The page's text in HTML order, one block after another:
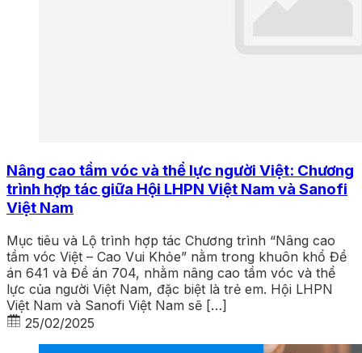
Nâng cao tầm vóc và thể lực người Việt: Chương
trình hợp tác giữa Hội LHPN Việt Nam và Sanofi
Việt Nam
Mục tiêu và Lộ trình hợp tác Chương trình “Nâng cao
tầm vóc Việt – Cao Vui Khỏe” nằm trong khuôn khổ Đề
án 641 và Đề án 704, nhằm nâng cao tầm vóc và thể
lực của người Việt Nam, đặc biệt là trẻ em. Hội LHPN
Việt Nam và Sanofi Việt Nam sẽ […]
25/02/2025